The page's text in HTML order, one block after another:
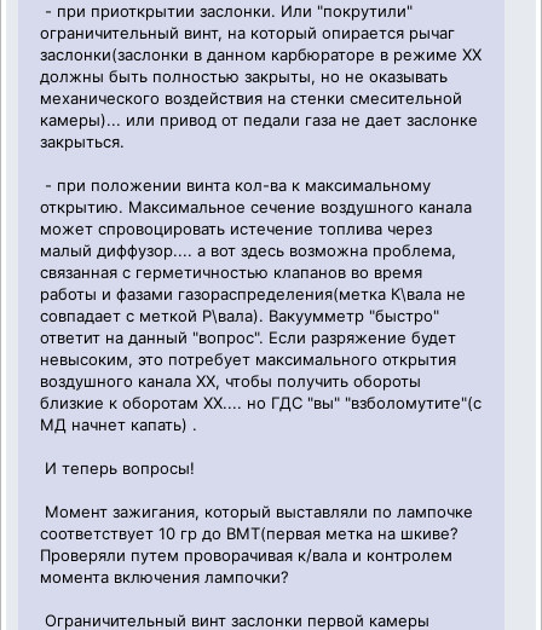
- при приоткрытии заслонки. Или "покрутили"
ограничительный винт, на который опирается рычаг
заслонки(заслонки в данном карбюраторе в режиме ХХ
должны быть полностью закрыты, но не оказывать
механического воздействия на стенки смесительной
камеры)... или привод от педали газа не дает заслонке
закрыться.
- при положении винта кол-ва к максимальному
открытию. Максимальное сечение воздушного канала
может спровоцировать истечение топлива через
малый диффузор.... а вот здесь возможна проблема,
связанная с герметичностью клапанов во время
работы и фазами газораспределения(метка К\вала не
совпадает с меткой Р\вала). Вакуумметр "быстро"
ответит на данный "вопрос". Если разряжение будет
невысоким, это потребует максимального открытия
воздушного канала ХХ, чтобы получить обороты
близкие к оборотам ХХ.... но ГДС "вы" "взболомутите"(с
МД начнет капать) .
И теперь вопросы!
Момент зажигания, который выставляли по лампочке
соответствует 10 гр до ВМТ(первая метка на шкиве?
Проверяли путем проворачивая к/вала и контролем
момента включения лампочки?
Ограничительный винт заслонки первой камеры